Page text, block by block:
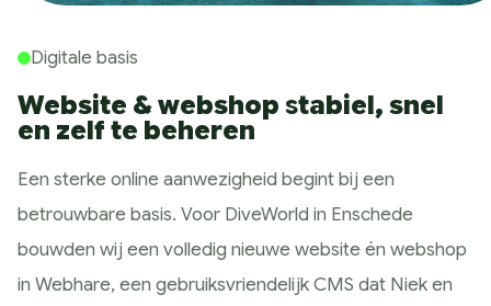
Digitale basis
Website & webshop stabiel, snel
en zelf te beheren
Een sterke online aanwezigheid begint bij een
betrouwbare basis. Voor DiveWorld in Enschede
bouwden wij een volledig nieuwe website én webshop
in Webhare, een gebruiksvriendelijk CMS dat Niek en